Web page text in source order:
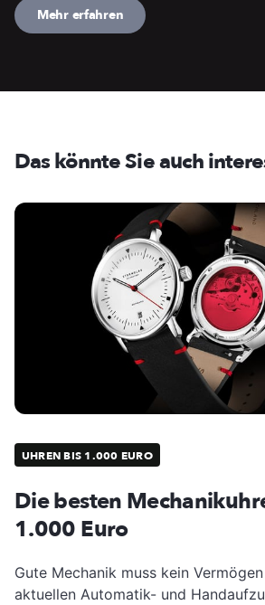
Mehr erfahren
Das könnte Sie auch
UHREN BIS 1.000 EURO
Die besten
1.000 Euro
Gute Mechanik muss kein
aktuellen Automatik- und